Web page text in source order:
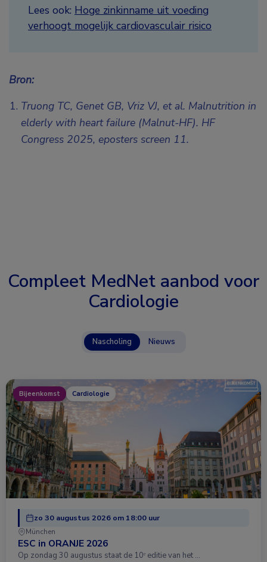
Lees ook: Hoge zinkinname uit voeding
verhoogt mogelijk cardiovasculair risico
Bron:
Truong TC, Genet GB, Vriz VJ, et al. Malnutrition in
elderly with heart failure (Malnut-HF). HF
Congress 2025, eposters screen 11.
Compleet MedNet aanbod voor
Cardiologie
Nascholing Nieuws
Bijeenkomst Cardiologie
zo 30 augustus 2026 om 18:00 uur
München
ESC in ORANJE 2026
Op zondag 30 augustus staat de 10ᵉ editie van het …